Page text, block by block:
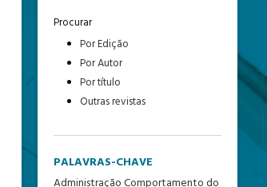
Procurar
Por Edição
Por Autor
Por título
Outras revistas
PALAVRAS-CHAVE
AdministraçãoComportamento do